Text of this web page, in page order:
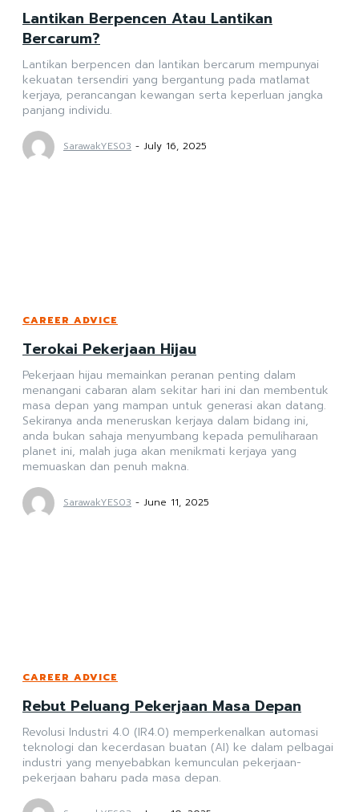
Lantikan Berpencen Atau Lantikan
Bercarum?
Lantikan berpencen dan lantikan bercarum mempunyai
kekuatan tersendiri yang bergantung pada matlamat
kerjaya, perancangan kewangan serta keperluan jangka
panjang individu.
SarawakYES03 - July 16, 2025
CAREER ADVICE
Terokai Pekerjaan Hijau
Pekerjaan hijau memainkan peranan penting dalam
menangani cabaran alam sekitar hari ini dan membentuk
masa depan yang mampan untuk generasi akan datang.
Sekiranya anda meneruskan kerjaya dalam bidang ini,
anda bukan sahaja menyumbang kepada pemuliharaan
planet ini, malah juga akan menikmati kerjaya yang
memuaskan dan penuh makna.
SarawakYES03 - June 11, 2025
CAREER ADVICE
Rebut Peluang Pekerjaan Masa Depan
Revolusi Industri 4.0 (IR4.0) memperkenalkan automasi
teknologi dan kecerdasan buatan (AI) ke dalam pelbagai
industri yang menyebabkan kemunculan pekerjaan-
pekerjaan baharu pada masa depan.